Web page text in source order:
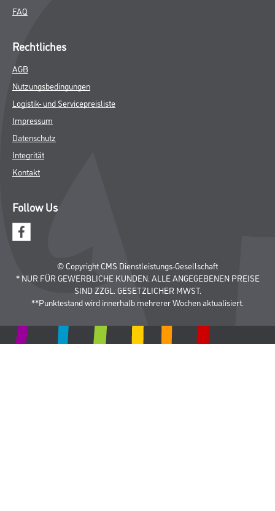
FAQ
Rechtliches
AGB
Nutzungsbedingungen
Logistik- und Servicepreisliste
Impressum
Datenschutz
Integrität
Kontakt
Follow Us
© Copyright CMS Dienstleistungs-Gesellschaft
* NUR FÜR GEWERBLICHE KUNDEN. ALLE ANGEGEBENEN PREISE
SIND ZZGL. GESETZLICHER MWST.
**Punktestand wird innerhalb mehrerer Wochen aktualisiert.